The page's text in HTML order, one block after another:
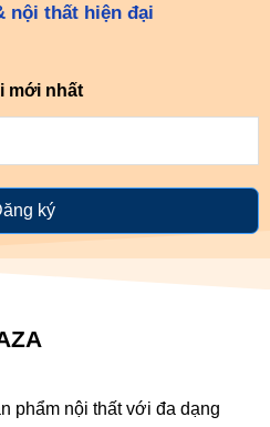
nội thất hiện đại
mới nhất
ký
phẩm nội thất với đa dạng